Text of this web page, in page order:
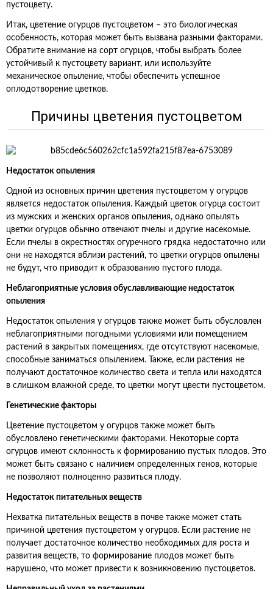
пустоцвету.
Итак, цветение огурцов пустоцветом – это биологическая
особенность, которая может быть вызвана разными факторами.
Обратите внимание на сорт огурцов, чтобы выбрать более
устойчивый к пустоцвету вариант, или используйте
механическое опыление, чтобы обеспечить успешное
оплодотворение цветков.
Причины цветения пустоцветом
Недостаток опыления
Одной из основных причин цветения пустоцветом у огурцов
является недостаток опыления. Каждый цветок огурца состоит
из мужских и женских органов опыления, однако опылять
цветки огурцов обычно отвечают пчелы и другие насекомые.
Если пчелы в окрестностях огуречного грядка недостаточно или
они не находятся вблизи растений, то цветки огурцов опылены
не будут, что приводит к образованию пустого плода.
Неблагоприятные условия обуславливающие недостаток
опыления
Недостаток опыления у огурцов также может быть обусловлен
неблагоприятными погодными условиями или помещением
растений в закрытых помещениях, где отсутствуют насекомые,
способные заниматься опылением. Также, если растения не
получают достаточное количество света и тепла или находятся
в слишком влажной среде, то цветки могут цвести пустоцветом.
Генетические факторы
Цветение пустоцветом у огурцов также может быть
обусловлено генетическими факторами. Некоторые сорта
огурцов имеют склонность к формированию пустых плодов. Это
может быть связано с наличием определенных генов, которые
не позволяют полноценно развиться плоду.
Недостаток питательных веществ
Нехватка питательных веществ в почве также может стать
причиной цветения пустоцветом у огурцов. Если растение не
получает достаточное количество необходимых для роста и
развития веществ, то формирование плодов может быть
нарушено, что может привести к возникновению пустоцветов.